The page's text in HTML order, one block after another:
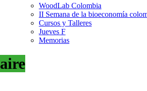
WoodLab Colombia
II Semana de la bioeconomía
Cursos y Talleres
Jueves F
Memorias
aire